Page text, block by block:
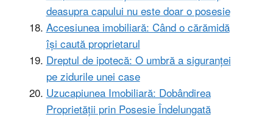
deasupra capului nu este doar o posesie
Accesiunea imobiliară: Când o cărămidă
își caută proprietarul
Dreptul de ipotecă: O umbră a siguranței
pe zidurile unei case
Uzucapiunea Imobiliară: Dobândirea
Proprietății prin Posesie Îndelungată